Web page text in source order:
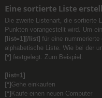
Eine sortierte Liste
Die zweite Listenart, die sortierte
Punkten vorangestellt wird. Um
[list=1][/list] für eine nummerierte
alphabetische Liste. Wie bei der
[*] festgelegt. Zum Beispiel:
[list=1]
[*] Gehe einkaufen
[*] Kaufe einen neuen Computer